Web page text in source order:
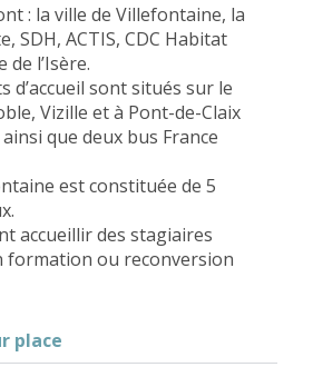
: la ville de Villefontaine, la
SDH, ACTIS, CDC Habitat
de l’Isère.
d’accueil sont situés sur le
Vizille et à Pont-de-Claix
que deux bus France
est constituée de5
accueillir des stagiaires
formation ou reconversion
place